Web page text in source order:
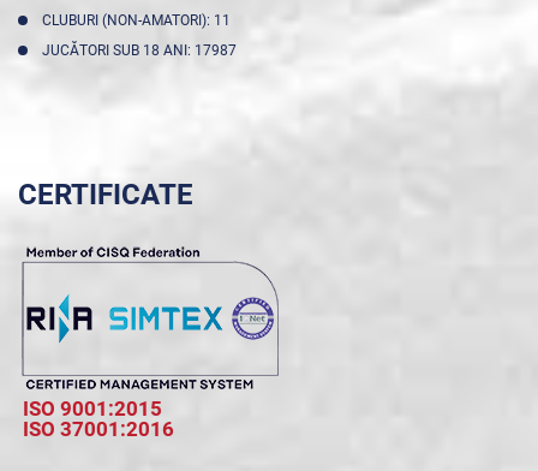
CLUBURI (NON-AMATORI): 11
JUCĂTORI SUB 18 ANI: 17987
CERTIFICATE
ISO 9001:2015
ISO 37001:2016